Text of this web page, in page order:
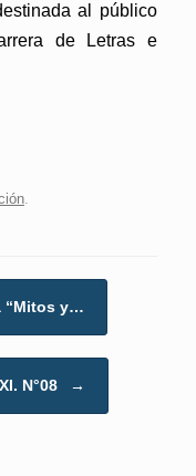
al público
de Letras e
“Mitos y…
N°08 →